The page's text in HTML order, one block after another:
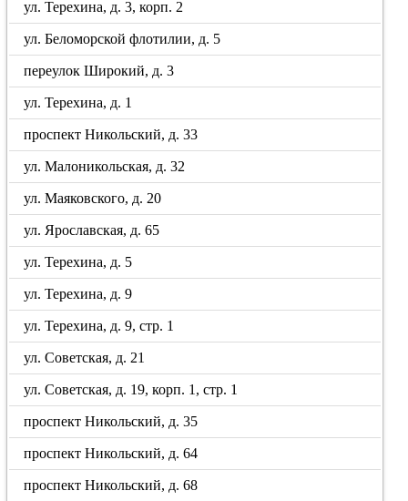
ул. Терехина, д. 3, корп. 2
ул. Беломорской флотилии, д. 5
переулок Широкий, д. 3
ул. Терехина, д. 1
проспект Никольский, д. 33
ул. Малоникольская, д. 32
ул. Маяковского, д. 20
ул. Ярославская, д. 65
ул. Терехина, д. 5
ул. Терехина, д. 9
ул. Терехина, д. 9, стр. 1
ул. Советская, д. 21
ул. Советская, д. 19, корп. 1, стр. 1
проспект Никольский, д. 35
проспект Никольский, д. 64
проспект Никольский, д. 68